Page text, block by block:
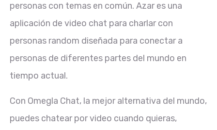
personas con temas en común. Azar es una
aplicación de video chat para charlar con
personas random diseñada para conectar a
personas de diferentes partes del mundo en
tiempo actual.
Con Omegla Chat, la mejor alternativa del mundo,
puedes chatear por video cuando quieras,